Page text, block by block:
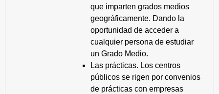
que imparten grados medios
geográficamente. Dando la
oportunidad de acceder a
cualquier persona de estudiar
un Grado Medio.
Las prácticas. Los centros
públicos se rigen por convenios
de prácticas con empresas